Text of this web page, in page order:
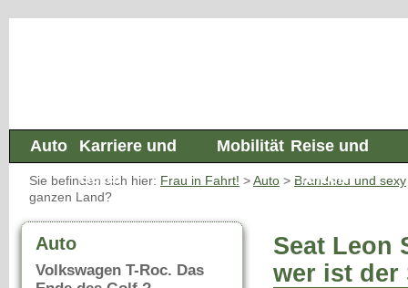
Auto
Karriere und
Beruf
Mobilität Reise und
Freizeit
Sie befinden sich hier: Frau in Fahrt! >Auto > Brandneu und sexy
ganzen Land?
Seat Leon
wer ist der
Auto
Volkswagen T-Roc. Das